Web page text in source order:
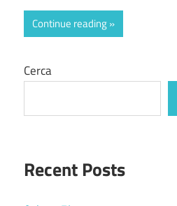
Continue reading
Cerca
Recent Posts